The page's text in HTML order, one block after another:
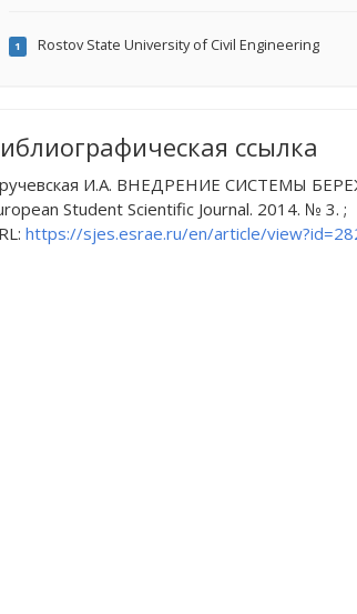
1 Rostov State University of Civil Engineering
ссылка
И.А. ВНЕДРЕНИЕ СИСТЕМЫ
Student Scientific Journal. 2014. № 3. ;
https://sjes.esrae.ru/en/article/